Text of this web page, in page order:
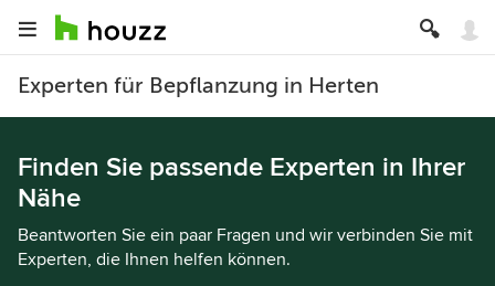
Experten für Bepflanzung in Herten
Finden Sie passende Experten in Ihrer
Nähe
Beantworten Sie ein paar Fragen und wir verbinden Sie mit
Experten, die Ihnen helfen können.